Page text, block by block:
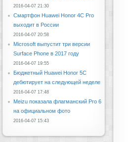
2016-04-07 21:30
Смартфон Huawei Honor 4C Pro
выходит в России
2016-04-07 20:58
Microsoft выпустит три версии
Surface Phone в 2017 году
2016-04-07 19:55
Бюджетный Huawei Honor 5C
дебютирует на следующей неделе
2016-04-07 17:48
Meizu показала флагманский Pro 6
на официальном фото
2016-04-07 15:43